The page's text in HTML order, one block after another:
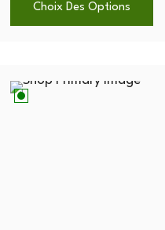
Choix Des Options